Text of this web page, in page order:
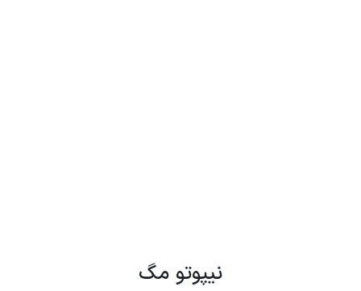
نیپوتو مگ